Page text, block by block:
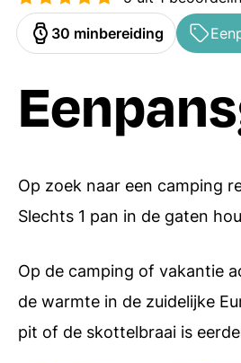
Hoofdgerechten
Desserts
bereiding
30minuten
min
Op zoek naar een camping
Slechts 1 pan in de gaten
Op de camping of vakantie
de warmte in de zuidelijke
pit of de skottelbraai is